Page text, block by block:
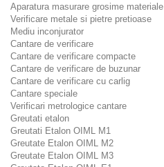
Aparatura masurare grosime materiale
Verificare metale si pietre pretioase
Mediu inconjurator
Cantare de verificare
Cantare de verificare compacte
Cantare de verificare de buzunar
Cantare de verificare cu carlig
Cantare speciale
Verificari metrologice cantare
Greutati etalon
Greutati Etalon OIML M1
Greutate Etalon OIML M2
Greutate Etalon OIML M3